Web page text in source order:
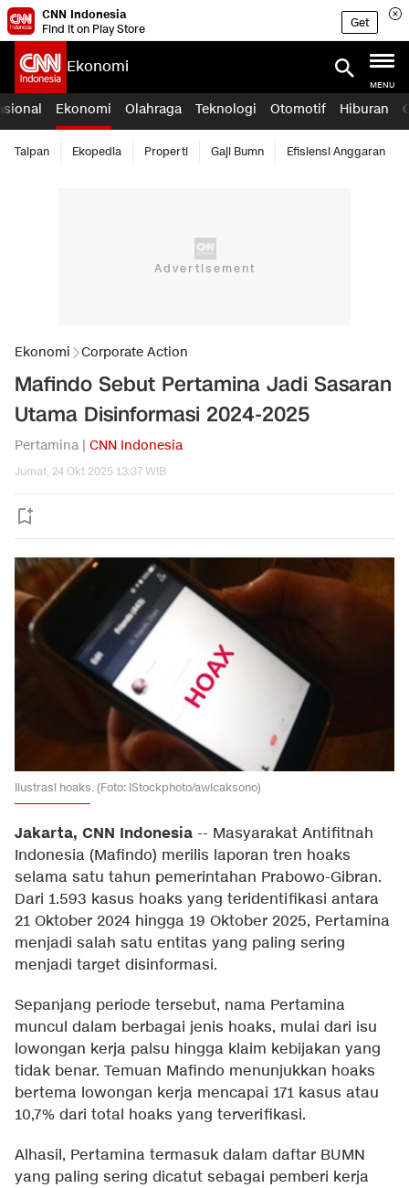
CNN Indonesia
Find it on Play Store
Get
Ekonomi
MENU
Ekonomi Olahraga Teknologi Otomotif Hiburan
Taipan Ekopedia Properti Gaji Bumn Efisiensi Anggaran
Ekonomi Corporate Action
Mafindo Sebut Pertamina Jadi Sasaran
Utama Disinformasi 2024-2025
Pertamina | CNN Indonesia
Jumat, 24 Okt 2025 13:37 WIB
Ilustrasi hoaks. (Foto: iStockphoto/awicaksono)
Jakarta, CNN Indonesia -- Masyarakat Antifitnah
Indonesia (Mafindo) merilis laporan tren hoaks
selama satu tahun pemerintahan Prabowo-Gibran.
Dari 1.593 kasus hoaks yang teridentifikasi antara
21 Oktober 2024 hingga 19 Oktober 2025, Pertamina
menjadi salah satu entitas yang paling sering
menjadi target disinformasi.
Sepanjang periode tersebut, nama Pertamina
muncul dalam berbagai jenis hoaks, mulai dari isu
lowongan kerja palsu hingga klaim kebijakan yang
tidak benar. Temuan Mafindo menunjukkan hoaks
bertema lowongan kerja mencapai 171 kasus atau
10,7% dari total hoaks yang terverifikasi.
Alhasil, Pertamina termasuk dalam daftar BUMN
yang paling sering dicatut sebagai pemberi kerja